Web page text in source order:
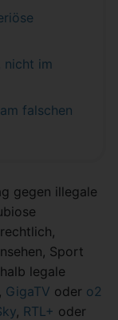
nicht im
falschen
gegen illegale
Sport
legale
, GigaTV oder o2
, RTL+ oder